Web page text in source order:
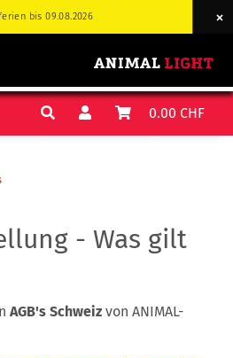
bis 09.08.2026
bis 09.08.2026
0.00 CHF
- Was gilt
AGB's Schweiz von ANIMAL-